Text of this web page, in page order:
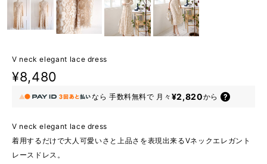
V neck elegant lace dress
¥8,480
なら 手数料無料で 月々 ¥2,820から
V neck elegant lace dress
着用するだけで大人可愛いさと上品さを表現出来るVネックエレガント
レースドレス。